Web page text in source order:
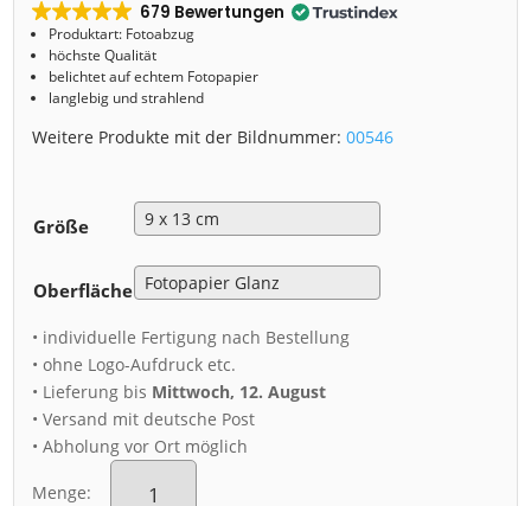
679 Bewertungen
Produktart: Fotoabzug
höchste Qualität
belichtet auf echtem Fotopapier
langlebig und strahlend
Weitere Produkte mit der Bildnummer:00546
Größe
Oberfläche
• individuelle Fertigung nach Bestellung
• ohne Logo-Aufdruck etc.
• Lieferung bis Mittwoch, 12. August
• Versand mit deutsche Post
• Abholung vor Ort möglich
Menge:
Fotoabzug
(00546)